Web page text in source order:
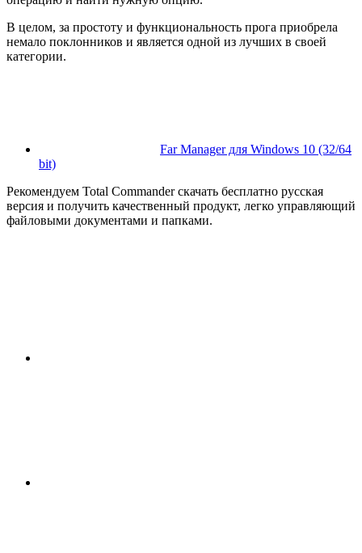
В целом, за простоту и функциональность прога приобрела
немало поклонников и является одной из лучших в своей
категории.
Far Manager для Windows 10 (32/64
bit)
Рекомендуем Total Commander скачать бесплатно русская
версия и получить качественный продукт, легко управляющий
файловыми документами и папками.